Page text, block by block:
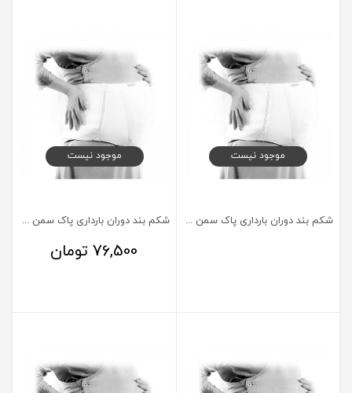
موجود نیست
شكم بند دوران بارداری پاک سمن سایز بزرگ Large
موجود نیست
شكم بند دوران بارداری پاک سمن سایز کوچک Small
76,500تومان